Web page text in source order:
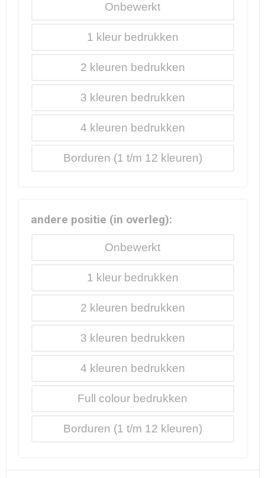
Onbewerkt
1
2
3
4
Borduren
andere positie (in overleg):
Onbewerkt
1
2
3
4
Borduren
Full colour